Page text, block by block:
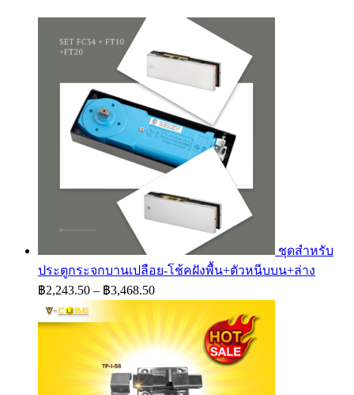
ชุดสำหรับ
ประตูกระจกบานเปลือย-โช้คฝังพื้น+ตัวหนีบบน+ล่าง
฿2,243.50 – ฿3,468.50Price
range:
฿2,243.50
through
฿3,468.50